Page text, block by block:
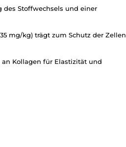
des Stoffwechsels und einer
mg/kg) trägt zum Schutz der Zellen
Kollagen für Elastizität und